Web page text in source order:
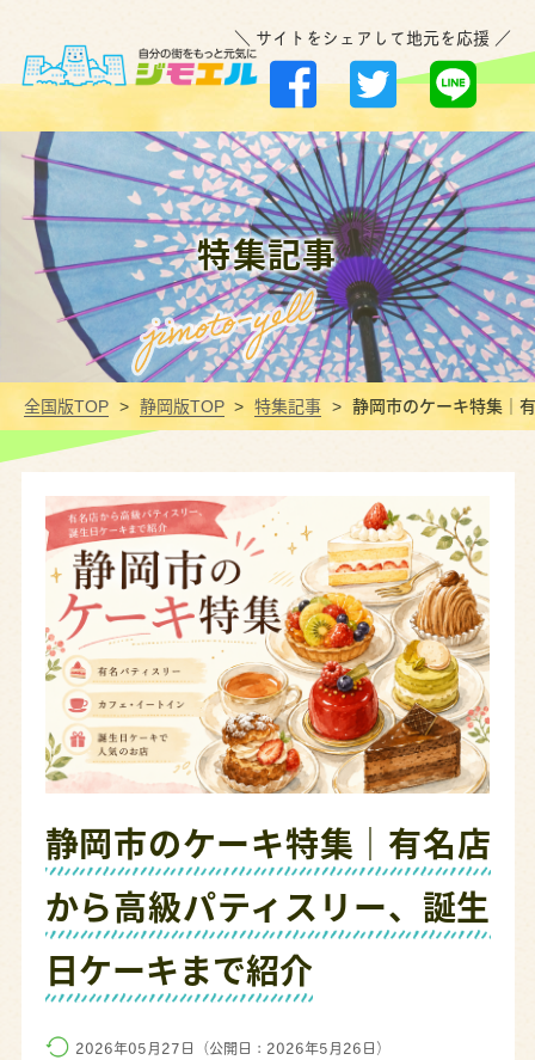
＼ サイトをシェアして地元を応援 ／
特集記事
全国版TOP 静岡版TOP 特集記事 静岡市のケーキ特集｜
静岡市のケーキ特集｜有名店
から高級パティスリー、誕生
日ケーキまで紹介
2026年05月27日（公開日：2026年5月26日）